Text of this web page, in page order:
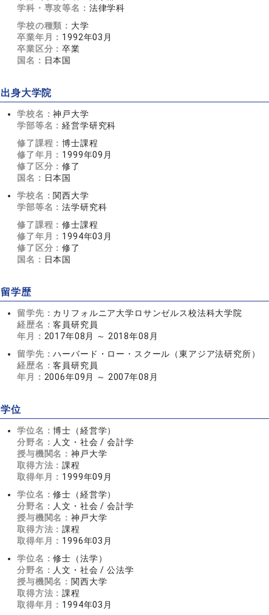
学科・専攻等名： 法律学科
学校の種類： 大学
卒業年月： 1992年03月
卒業区分：卒業
国名： 日本国
出身大学院
学校名：神戸大学
学部等名：経営学研究科
修了課程：博士課程
修了年月： 1999年09月
修了区分：修了
国名： 日本国
学校名： 関西大学
学部等名：法学研究科
修了課程：修士課程
修了年月： 1994年03月
修了区分：修了
国名： 日本国
留学歴
留学先： カリフォルニア大学ロサンゼルス校法科大学院
経歴名：客員研究員
年月： 2017年08月 ～ 2018年08月
留学先：ハーバード・ロー・スクール（東アジア法研究所）
経歴名：客員研究員
年月： 2006年09月 ～ 2007年08月
学位
学位名：博士（経営学）
分野名： 人文・社会 / 会計学
授与機関名：神戸大学
取得方法：課程
取得年月： 1999年09月
学位名：修士（経営学）
分野名： 人文・社会 / 会計学
授与機関名：神戸大学
取得方法：課程
取得年月： 1996年03月
学位名：修士（法学）
分野名： 人文・社会 / 公法学
授与機関名： 関西大学
取得方法：課程
取得年月： 1994年03月